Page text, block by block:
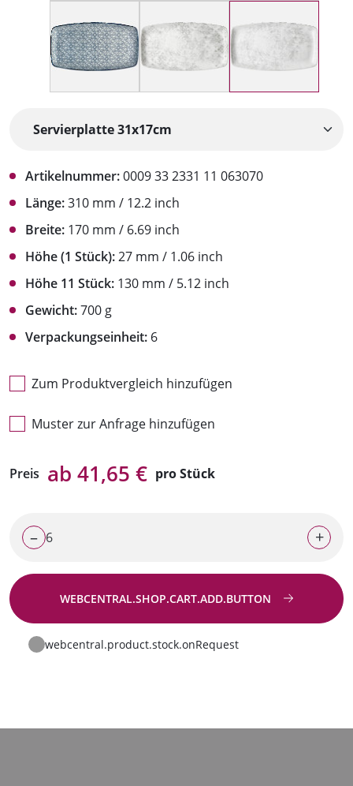
Artikelnummer:0009 33 2331 11 063070
Länge:310 mm / 12.2 inch
Breite: 170 mm / 6.69 inch
Höhe (1 Stück):27 mm / 1.06 inch
Höhe 11 Stück: 130 mm / 5.12 inch
Gewicht:700 g
Verpackungseinheit: 6
Zum Produktvergleich hinzufügen
Muster zur Anfrage hinzufügen
Preis ab 41,65 € pro Stück
– +
WEBCENTRAL.SHOP.CART.ADD.BUTTON
Zur Anfrage
webcentral.product.stock.onRequest